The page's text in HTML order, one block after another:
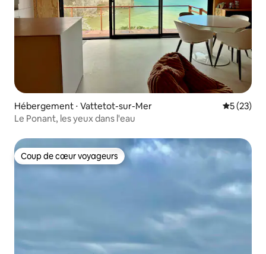
Hébergement ⋅ Vattetot-sur-Mer
5 (23)
Le Ponant, les yeux dans l'eau
Coup de cœur voyageurs
Coup de cœur voyageurs